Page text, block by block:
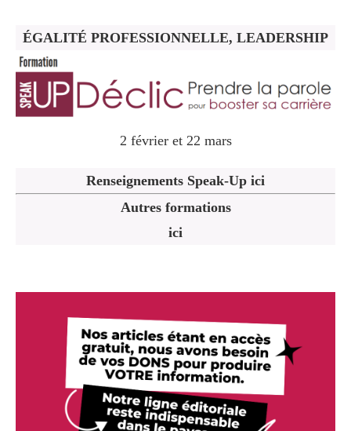
ÉGALITÉ PROFESSIONNELLE, LEADERSHIP
2 février et 22 mars
Renseignements Speak-Up ici
Autres formations
ici